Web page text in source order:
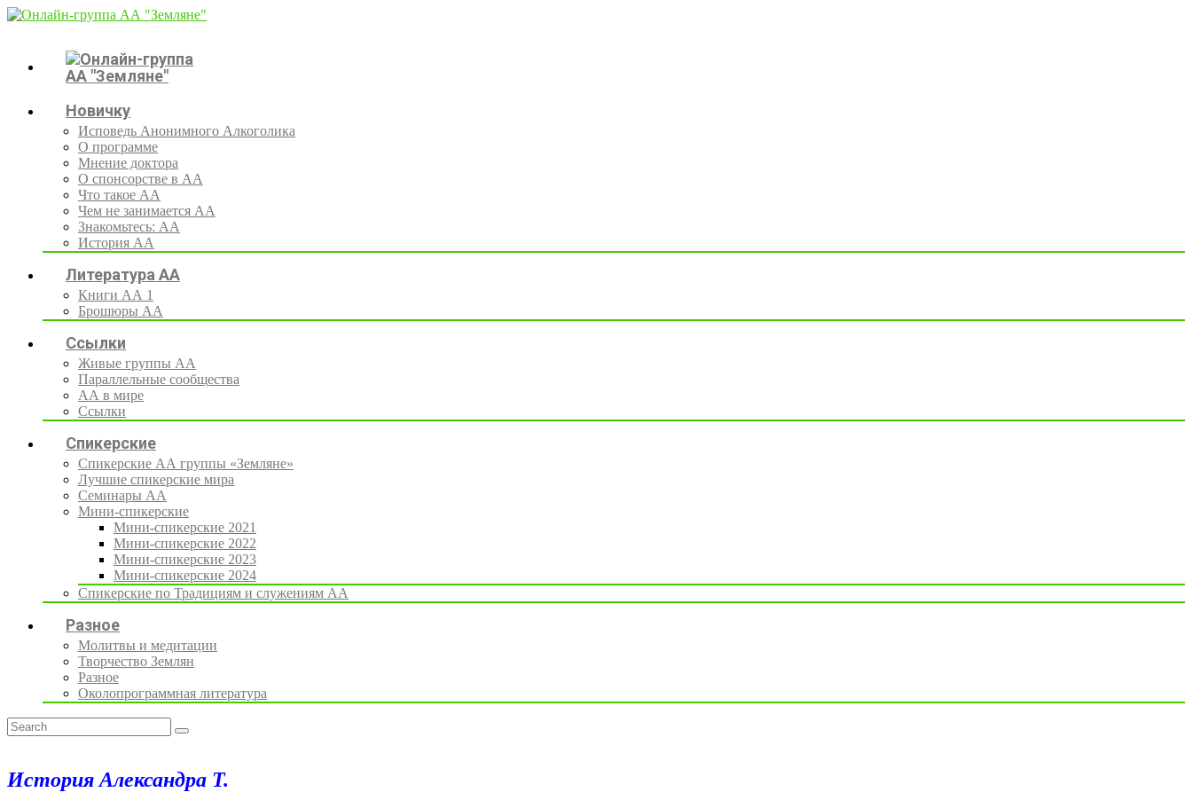
Новичку
Исповедь Анонимного Алкоголика
О программе
Мнение доктора
О спонсорстве в АА
Что такое АА
Чем не занимается АА
Знакомьтесь: АА
История АА
Литература АА
Книги АА 1
Брошюры АА
Ссылки
Живые группы АА
Параллельные сообщества
АА в мире
Ссылки
Спикерские
Спикерские АА группы «Земляне»
Лучшие спикерские мира
Семинары АА
Мини-спикерские
Мини-спикерские 2021
Мини-спикерские 2022
Мини-спикерские 2023
Мини-спикерские 2024
Спикерские по Традициям и служениям АА
Разное
Молитвы и медитации
Творчество Землян
Разное
Околопрограммная литература
История Александра Т.